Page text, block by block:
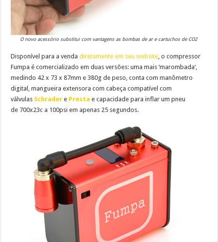
O novo acessório substitui com vantagens as bombas de ar e cartuchos de CO2
Disponível para a vendadiretamente em seu website , o compressor
Fumpa é comercializado em duas versões: uma mais ‘marombada’,
medindo 42 x 73 x 87mm e 380g de peso, conta com manômetro
digital, mangueira extensora com cabeça compatível com
válvulas Schrader e Presta e capacidade para inflar um pneu
de 700x23c a 100psi em apenas 25 segundos.